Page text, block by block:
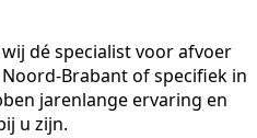
dé specialist voor afvoer
Brabant of specifiek in
jarenlange ervaring en
u zijn.